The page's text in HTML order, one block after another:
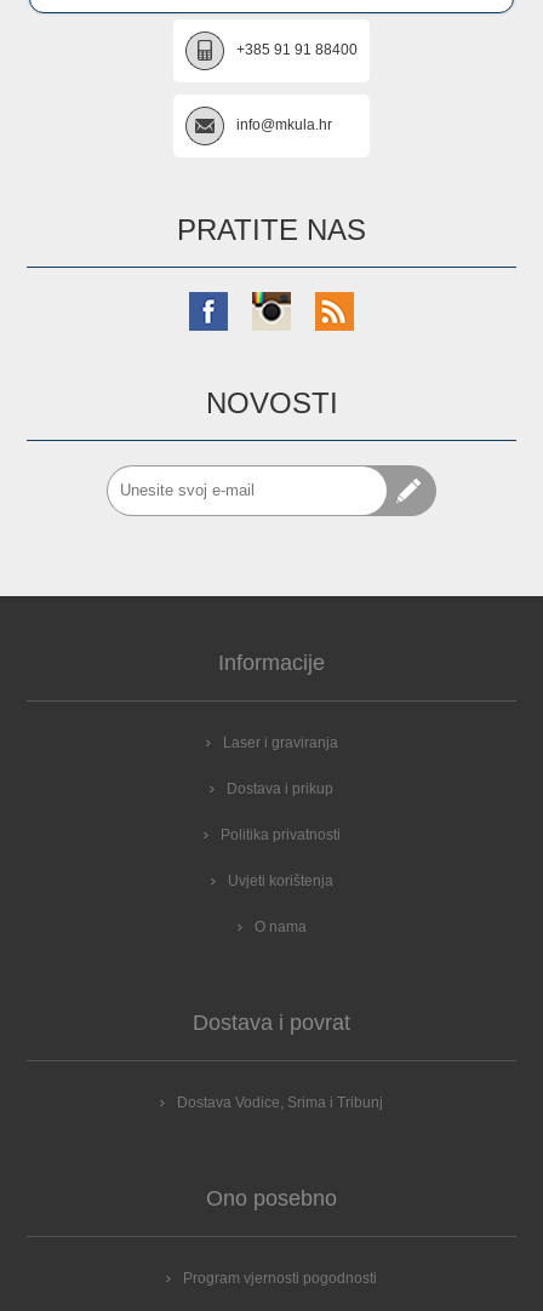
+385 91 91 88400
info@mkula.hr
PRATITE NAS
NOVOSTI
Informacije
Laser i graviranja
Dostava i prikup
Politika privatnosti
Uvjeti korištenja
O nama
Dostava i povrat
Dostava Vodice, Srima i Tribunj
Ono posebno
Program vjernosti pogodnosti